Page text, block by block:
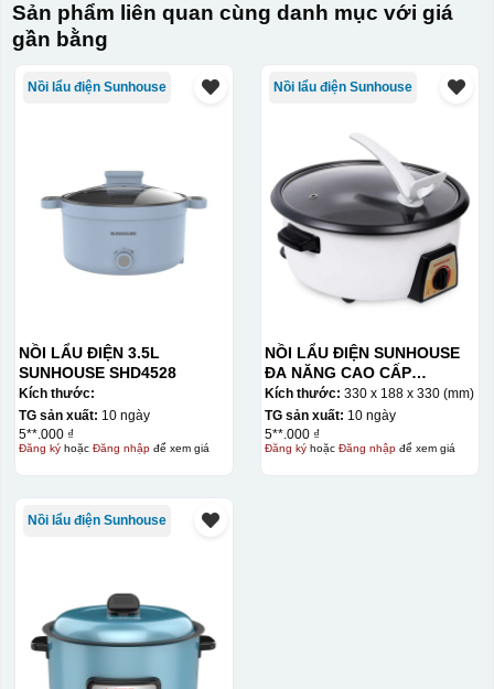
Sản phẩm liên quan cùng danh mục với giá
gần bằng
Nồi lẩu điện Sunhouse
NỒI LẨU ĐIỆN 3.5L
SUNHOUSE SHD4528
Kích thước:
TG sản xuất: 10 ngày
5**.000 ₫
Đăng kýhoặc Đăng nhậpđể xem giá
Nồi lẩu điện Sunhouse
NỒI LẨU ĐIỆN SUNHOUSE
ĐA NĂNG CAO CẤP
SHD4521
Kích thước: 330 x 188 x 330 (mm)
TG sản xuất: 10 ngày
5**.000 ₫
Đăng kýhoặc Đăng nhậpđể xem giá
Nồi lẩu điện Sunhouse